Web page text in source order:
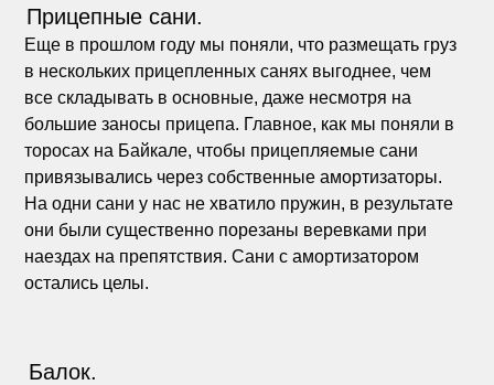
Еще в прошлом году мы поняли, что размещать груз
в нескольких прицепленных санях выгоднее, чем
все складывать в основные, даже несмотря на
большие заносы прицепа. Главное, как мы поняли в
торосах на Байкале, чтобы прицепляемые сани
привязывались через собственные амортизаторы.
На одни сани у нас не хватило пружин, в результате
они были существенно порезаны веревками при
наездах на препятствия. Сани с амортизатором
остались целы.
Балок.
Прицепные сани.